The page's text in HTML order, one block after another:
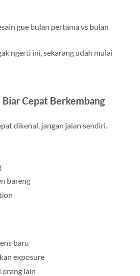
gue bulan pertama vs bulan
ngerti ini, sekarang udah mulai
Cepat Berkembang
dikenal, jangan jalan sendiri.
bareng
baru
exposure
orang lain